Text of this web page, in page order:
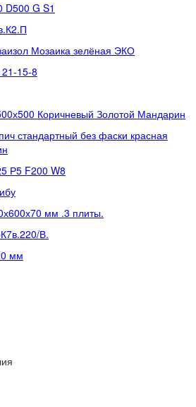
D500 G S1
Мозаика зелёная ЭКО
15-8
Коричневый Золотой Мандарин
стандартный без фаски красная
Р5 F200 W8
мм .3 плиты.
В.
мм